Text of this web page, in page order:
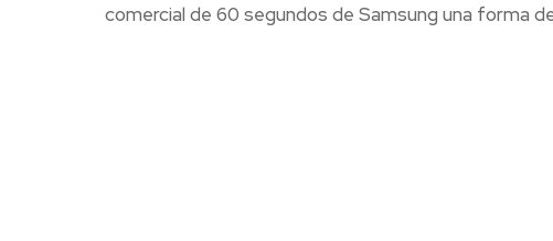
comercial de 60 segundos de Samsung una forma